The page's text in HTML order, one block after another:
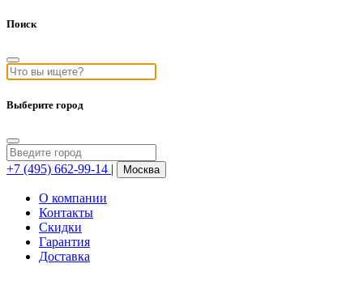
Поиск
Выберите город
+7 (495) 662-99-14 | Москва
О компании
Контакты
Скидки
Гарантия
Доставка